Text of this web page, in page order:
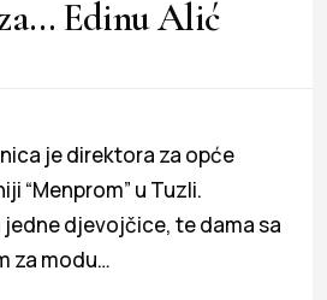
Edinu Alić
je direktora za opće
“Menprom” u Tuzli.
jedne djevojčice, te dama sa
za modu…